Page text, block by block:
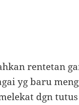
rentetan
yg baru
dgn